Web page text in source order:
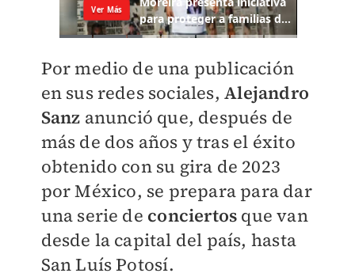
Por medio de una publicación
en sus redes sociales,Alejandro
Sanz anunció que, después de
más de dos años y tras el éxito
obtenido con su gira de 2023
porMéxico, se prepara para dar
una serie de conciertos que van
desde la capital del país, hasta
San Luís Potosí.